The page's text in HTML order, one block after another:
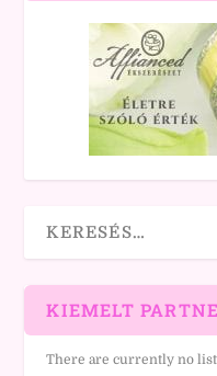
KIEMELT
There are currently no